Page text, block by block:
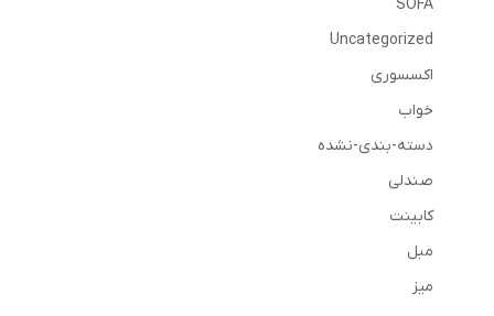
SOFA
Uncategorized
اکسسوری
خواب
دسته-بندی-نشده
صندلی
کابینت
مبل
میز